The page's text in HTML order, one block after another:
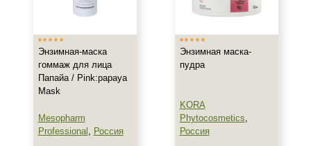
Время применения
Вечер
Лето
Для женщин
Энзимная-маска
гоммаж для лица
Папайа / Pink:papaya
Mask
Mesopharm
Professional , Россия
Энзимная маска-
пудра
KORA
Phytocosmetics,
Россия